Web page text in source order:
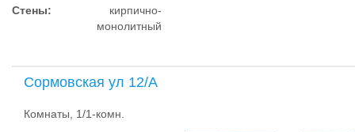
Стены:
кирпично-
монолитный
Сормовская ул 12/А
Комнаты, 1/1-комн.